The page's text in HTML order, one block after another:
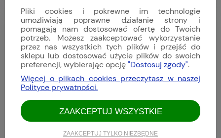
Tomasz
Dodano: 2025-03-06
Opinia niezweryfikowana
Pliki cookies i pokrewne im technologie
umożliwiają poprawne działanie strony i
pomagają nam dostosować ofertę do Twoich
potrzeb. Możesz zaakceptować wykorzystanie
przez nas wszystkich tych plików i przejść do
sklepu lub dostosować użycie plików do swoich
preferencji, wybierając opcję"Dostosuj zgody".
Więcej o plikach cookies przeczytasz w naszej
Polityce prywatności.
ZAAKCEPTUJ TYLKO NIEZBĘDNE
ZAAKCEPTUJ WSZYSTKIE